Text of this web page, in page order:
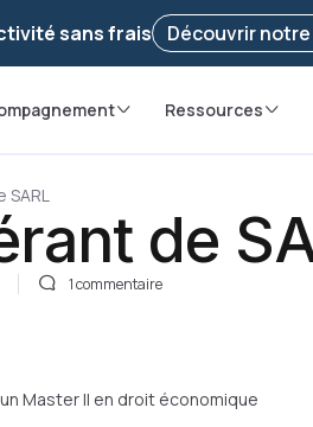
🚀 Reprendre ma
sans frais Découvrir
Ressources
SARL
de
1 commentaire
Master II en droit économique